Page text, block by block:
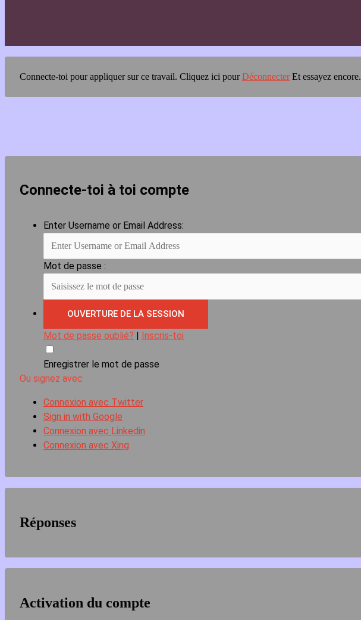
Connecte-toi pour appliquer sur ce travail. Cliquez ici pourDéconnecter Et essayez encore.
Connecte-toi à toi compte
Enter Username or Email Address:
Mot de passe :
Mot de passe oublié? Inscris-toi
Enregistrer le mot de passe
Ou signez avec
Connexion avec Twitter
Sign in with Google
Connexion avec Linkedin
Connexion avec Xing
Réponses
Activation du compte